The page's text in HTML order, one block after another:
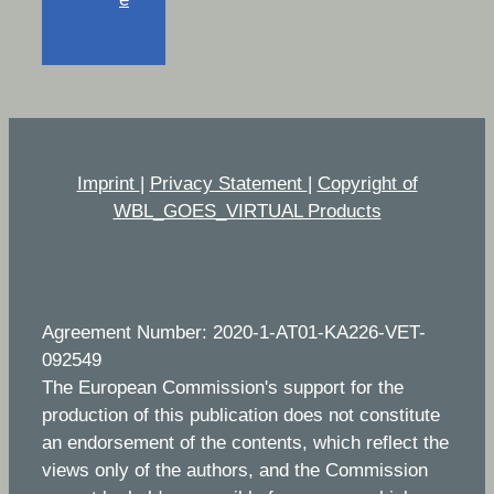
Imprint | Privacy Statement | Copyright of
WBL_GOES_VIRTUAL Products
Agreement Number: 2020-1-AT01-KA226-VET-
092549
The European Commission's support for the
production of this publication does not constitute
an endorsement of the contents, which reflect the
views only of the authors, and the Commission